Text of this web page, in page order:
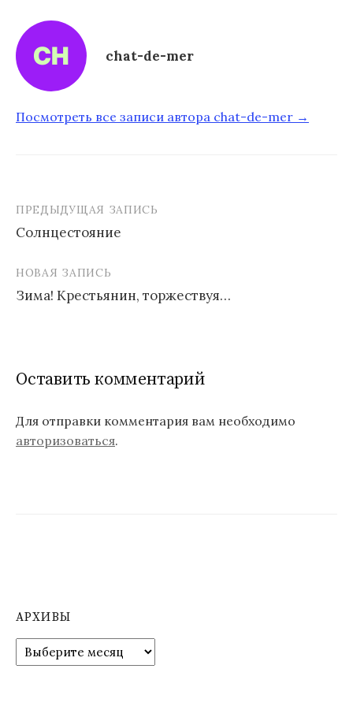
chat-de-mer
Посмотреть все записи автора chat-de-mer →
а
г
ц
и
п
и
с
ПРЕДЫДУЩАЯ ЗАПИСЬ
Солнцестояние
НОВАЯ ЗАПИСЬ
Зима! Крестьянин, торжествуя…
Оставить комментарий
Для отправки комментария вам необходимо
авторизоваться.
АРХИВЫ
р